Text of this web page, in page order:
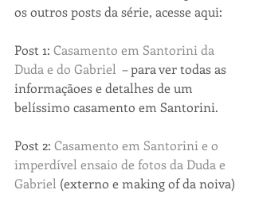
os outros posts da série, acesse aqui:
Post 1: Casamento em Santorini da
Duda e do Gabriel
  – para ver todas as
informaçãoes e detalhes de um
belíssimo casamento em Santorini.
Post 2: Casamento em Santorini e o
imperdível ensaio de fotos da Duda e
Gabriel (externo e making of da noiva)